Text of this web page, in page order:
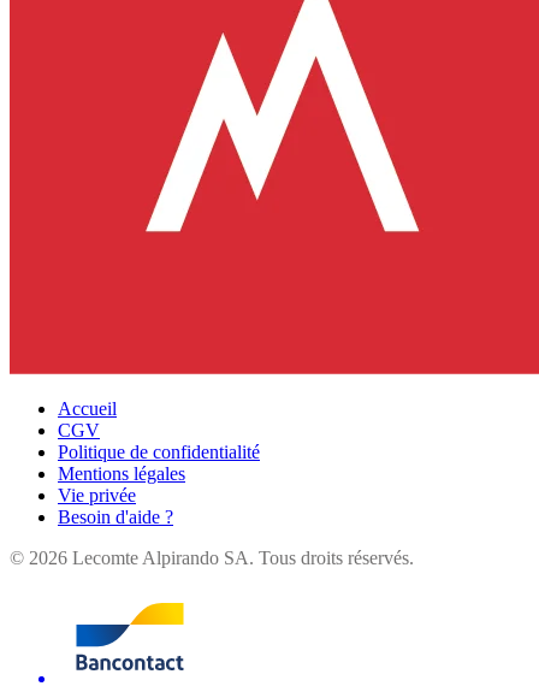
Accueil
CGV
Politique de confidentialité
Mentions légales
Vie privée
Besoin d'aide ?
© 2026 Lecomte Alpirando SA. Tous droits réservés.